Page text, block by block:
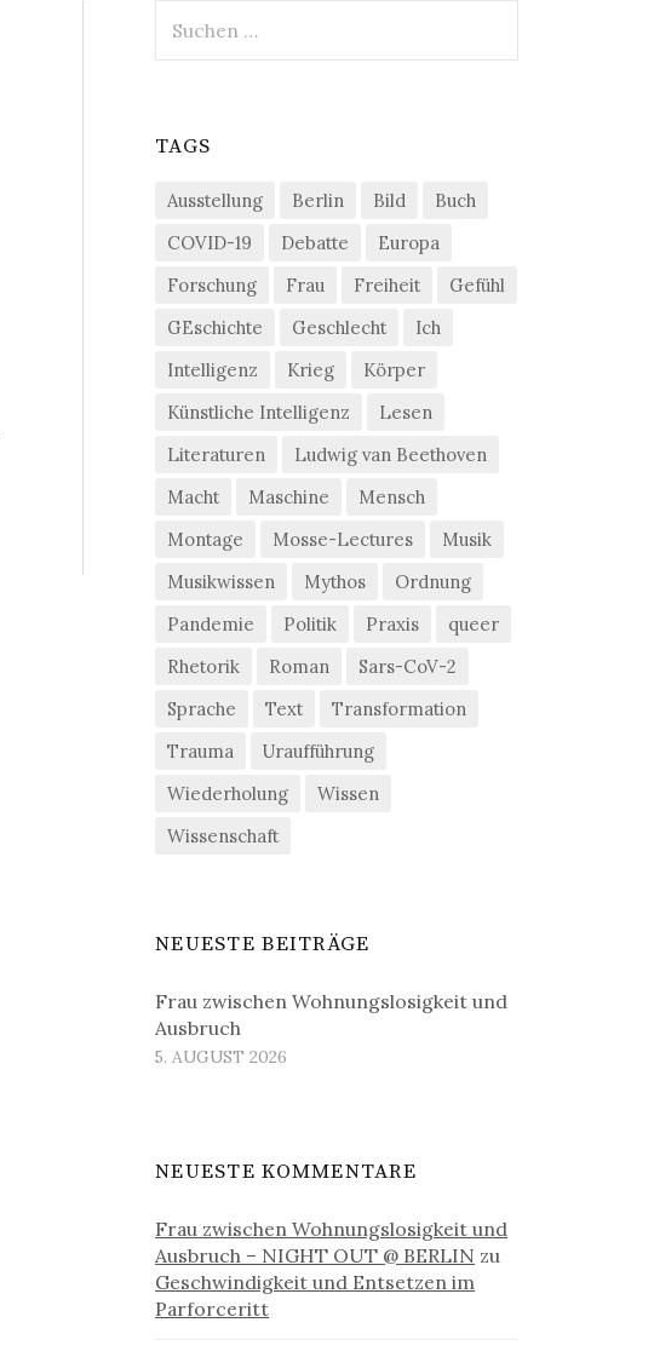
nach:
TAGS
Ausstellung Berlin Bild
Buch
COVID-19
Debatte
Europa
Forschung
Frau Freiheit
Gefühl
GEschichte
Geschlecht
Ich
Intelligenz
Krieg
Körper
Künstliche Intelligenz
Lesen
Literaturen
Ludwig van Beethoven
Macht
Maschine
Mensch
Montage
Mosse-Lectures
Musik
Musikwissen
Mythos
Ordnung
Pandemie
Politik Praxis
queer
Rhetorik
Roman
Sars-CoV-2
Sprache
Text
Transformation
Trauma
Uraufführung
Wiederholung
Wissen
Wissenschaft
NEUESTE BEITRÄGE
Frau zwischen Wohnungslosigkeit und
Ausbruch
5. AUGUST 2026
NEUESTE KOMMENTARE
Frau zwischen Wohnungslosigkeit und
Ausbruch – NIGHT OUT @ BERLIN zu
Geschwindigkeit und Entsetzen im
Parforceritt